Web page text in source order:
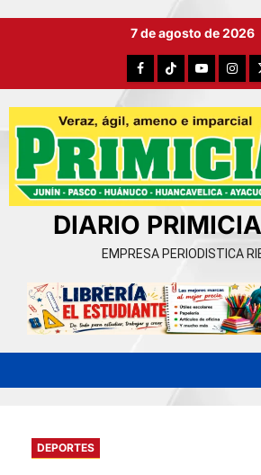
7 de agosto de 2026
FacebookTikTokYouTube
DIARIO
EMPRESA PERIODISTICA
DEPORTES